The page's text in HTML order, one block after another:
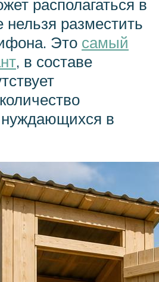
располагаться в
нельзя разместить
Это самый
, в составе
в